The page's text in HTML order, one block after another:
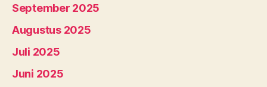
September 2025
Augustus 2025
Juli 2025
Juni 2025